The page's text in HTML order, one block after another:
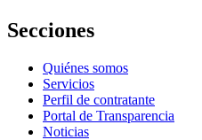
Secciones
Quiénes somos
Servicios
Perfil de contratante
Portal de Transparencia
Noticias